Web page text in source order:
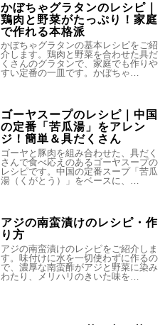
かぼちゃグラタンのレシピ｜
鶏肉と野菜がたっぷり！家庭
で作れる本格派
かぼちゃグラタンの基本レシピをご紹
介します。鶏肉と野菜を合わせた具だ
くさんのグラタンで、家庭でも作りや
すい定番の一皿です。かぼちゃ…
ゴーヤスープのレシピ｜中国
の定番「苦瓜湯」をアレン
ジ！簡単＆具だくさん
ゴーヤと豚肉を組み合わせた、具だく
さんで食べ応えのあるゴーヤスープの
レシピです。中国の定番スープ「苦瓜
湯（くがとう）」をベースに、…
アジの南蛮漬けのレシピ・作
り方
アジの南蛮漬けのレシピをご紹介しま
す。味付けに水を一切使わずに作るの
で、濃厚な南蛮酢がアジと野菜に染み
わたり、メリハリのきいた味を…